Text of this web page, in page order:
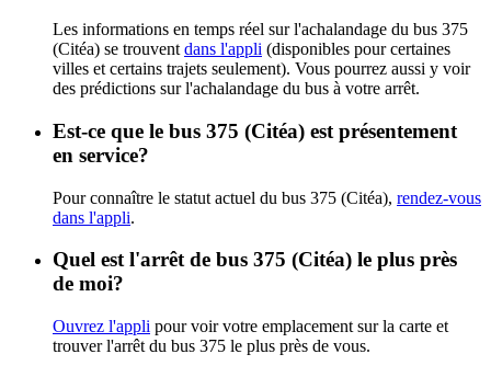
Les informations en temps réel sur l'achalandage du bus 375
(Citéa) se trouvent dans l'appli (disponibles pour certaines
villes et certains trajets seulement). Vous pourrez aussi y voir
des prédictions sur l'achalandage du bus à votre arrêt.
Est-ce que le bus 375 (Citéa) est présentement
en service?
Pour connaître le statut actuel du bus 375 (Citéa), rendez-vous
dans l'appli.
Quel est l'arrêt de bus 375 (Citéa) le plus près
de moi?
Ouvrez l'appli pour voir votre emplacement sur la carte et
trouver l'arrêt du bus 375 le plus près de vous.